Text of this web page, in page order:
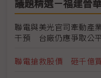
議題精選－福建晉
聯電與美光官司牽動產
干預 台廠仍應爭取公
聯電搶救股價 砸千億